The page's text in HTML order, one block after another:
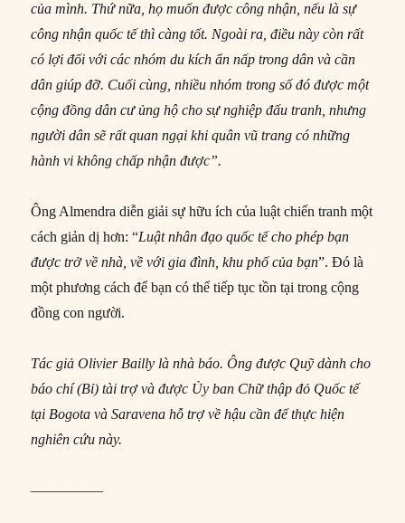
của mình. Thứ nữa, họ muốn được công nhận, nếu là sự
công nhận quốc tế thì càng tốt. Ngoài ra, điều này còn rất
có lợi đối với các nhóm du kích ẩn nấp trong dân và cần
dân giúp đỡ. Cuối cùng, nhiều nhóm trong số đó được một
cộng đồng dân cư ủng hộ cho sự nghiệp đấu tranh, nhưng
người dân sẽ rất quan ngại khi quân vũ trang có những
hành vi không chấp nhận được”.
Ông Almendra diễn giải sự hữu ích của luật chiến tranh một
cách giản dị hơn: “Luật nhân đạo quốc tế cho phép bạn
được trở về nhà, về với gia đình, khu phố của bạn”. Đó là
một phương cách để bạn có thể tiếp tục tồn tại trong cộng
đồng con người.
Tác giả Olivier Bailly là nhà báo. Ông được Quỹ dành cho
báo chí (Bỉ) tài trợ và được Ủy ban Chữ thập đỏ Quốc tế
tại Bogota và Saravena hỗ trợ về hậu cần để thực hiện
nghiên cứu này.
—————